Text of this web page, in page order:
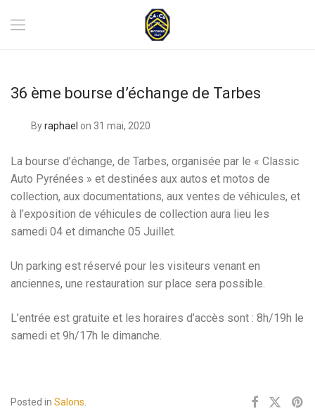
36 ème bourse d’échange de Tarbes
Byraphael on 31 mai, 2020
La bourse d’échange, de Tarbes, organisée par le « Classic
Auto Pyrénées » et destinées aux autos et motos de
collection, aux documentations, aux ventes de véhicules, et
à l’exposition de véhicules de collection aura lieu les
samedi 04 et dimanche 05 Juillet.
Un parking est réservé pour les visiteurs venant en
anciennes, une restauration sur place sera possible.
L’entrée est gratuite et les horaires d’accès sont : 8h/19h le
samedi et 9h/17h le dimanche.
Posted in Salons